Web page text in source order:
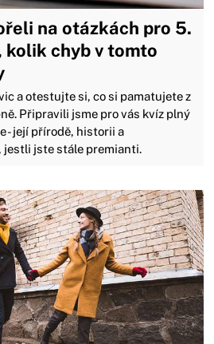
na otázkách pro 5.
kolik chyb v tomto
a otestujte si, co si pamatujete z
Připravili jsme pro vás kvíz plný
- její přírodě, historii a
jestli jste stále premianti.